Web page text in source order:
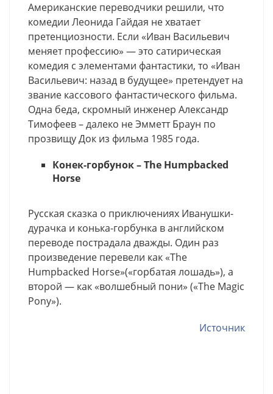
Американские переводчики решили, что
комедии Леонида Гайдая не хватает
претенциозности. Если «Иван Васильевич
меняет профессию» — это сатирическая
комедия с элементами фантастики, то «Иван
Васильевич: назад в будущее» претендует на
звание кассового фантастического фильма.
Одна беда, скромный инженер Александр
Тимофеев – далеко не Эмметт Браун по
прозвищу Док из фильма 1985 года.
Конек-горбунок – The Humpbacked
Horse
Русская сказка о приключениях Иванушки-
дурачка и конька-горбунка в английском
переводе пострадала дважды. Один раз
произведение перевели как «The
Humpbacked Horse»(«горбатая лошадь»), а
второй — как «волшебный пони» («The Magic
Pony»).
Источник